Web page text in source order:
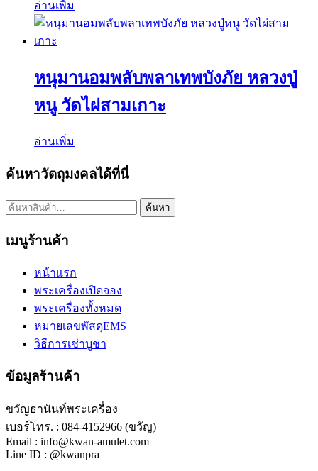
อ่านเพิ่ม
หนุมานอมพลับพลาเทพบังภัย หลวงปู่
หนู วัดไผ่สามเกาะ
อ่านเพิ่ม
ค้นหาวัตถุมงคลได้ที่นี่
ค้นหา: ค้นหา
เมนูร้านค้า
หน้าแรก
พระเครื่องเปิดจอง
พระเครื่องทั้งหมด
หมายเลขพัสดุEMS
วิธีการเช่าบูชา
ข้อมูลร้านค้า
ขวัญธานันท์พระเครื่อง
เบอร์โทร. : 084-4152966 (ขวัญ)
Email : info@kwan-amulet.com
Line ID : @kwanpra